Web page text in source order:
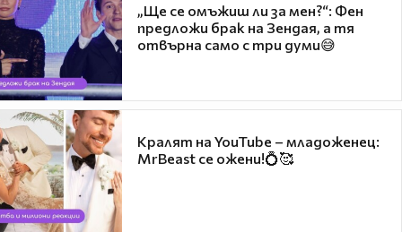
„Ще се омъжиш ли за мен?“: Фен
предложи брак на Зендая, а тя
отвърна само с три думи😅
Кралят на YouTube – младоженец:
MrBeast се ожени!💍🥰